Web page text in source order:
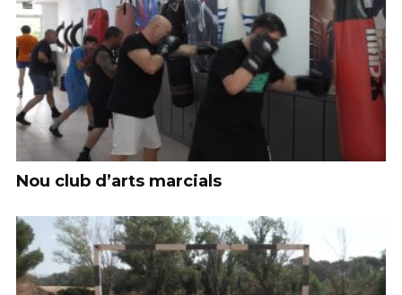
Nou club d’arts marcials